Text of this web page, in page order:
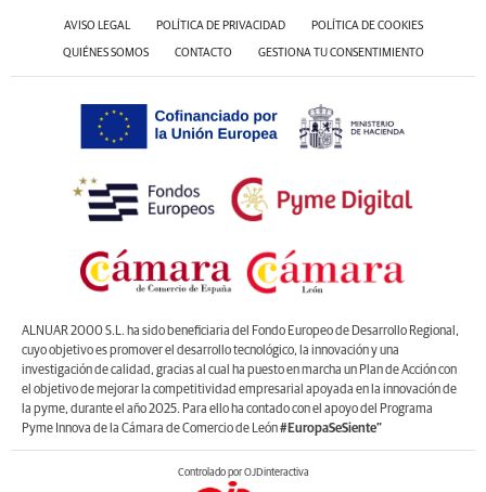
AVISO LEGAL POLÍTICA DE PRIVACIDAD POLÍTICA DE COOKIES
QUIÉNES SOMOS CONTACTO GESTIONA TU CONSENTIMIENTO
ALNUAR 2000 S.L. ha sido beneficiaria del Fondo Europeo de Desarrollo Regional,
cuyo objetivo es promover el desarrollo tecnológico, la innovación y una
investigación de calidad, gracias al cual ha puesto en marcha un Plan de Acción con
el objetivo de mejorar la competitividad empresarial apoyada en la innovación de
la pyme, durante el año 2025. Para ello ha contado con el apoyo del Programa
Pyme Innova de la Cámara de Comercio de León#EuropaSeSiente”
Controlado por OJDinteractiva